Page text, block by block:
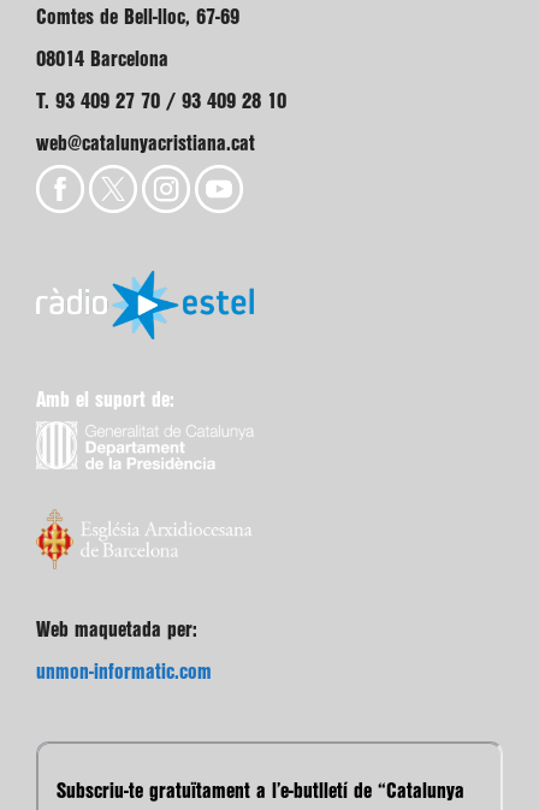
Comtes de Bell-lloc, 67-69
08014 Barcelona
T. 93 409 27 70 / 93 409 28 10
web@catalunyacristiana.cat
Amb el suport de:
Web maquetada per:
unmon-informatic.com
Subscriu-te gratuïtament a l’e-butlletí de “Catalunya